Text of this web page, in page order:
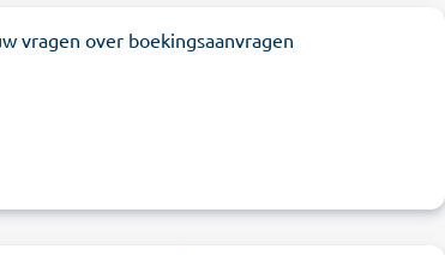
vragen over boekingsaanvragen